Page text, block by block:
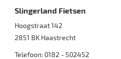
Slingerland Fietsen
Hoogstraat 142
2851 BK Haastrecht
Telefoon: 0182 - 502452